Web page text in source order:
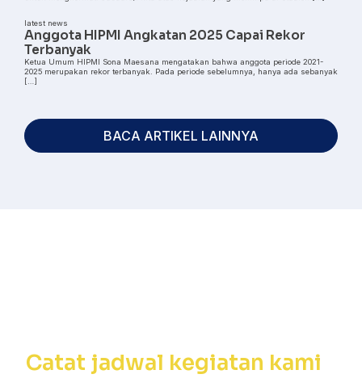
latest news
Anggota HIPMI Angkatan 2025 Capai Rekor
Terbanyak
Ketua Umum HIPMI Sona Maesana mengatakan bahwa anggota periode 2021-
2025 merupakan rekor terbanyak. Pada periode sebelumnya, hanya ada sebanyak
[…]
BACA ARTIKEL LAINNYA
Catat jadwal kegiatan kami